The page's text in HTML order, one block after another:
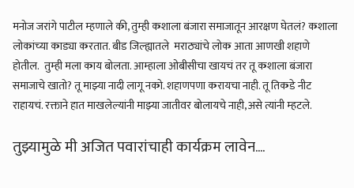
मनोज जरांगे पाटील म्हणाले की, तुम्ही कशाला बंजारा समाजातून आरक्षण घेतलं? कशाला
लोकांच्या काड्या करतात. बीड जिल्ह्यातले मराठ्यांचे लोक आता आणखी शहाणे
होतील. तुम्ही मला काय बोलता. आम्हाला ओबीसीचा खायचं तर तू कशाला बंजारा
समाजाचे खातो? तू माझ्या नादी लागू नको. शहाणपणा करायचा नाही. तू तिकडे नीट
राहायचं. रक्ताने हात माखलेल्यांनी माझ्या जातीवर बोलायचे नाही, असे त्यांनी म्हटले.
तुझ्यामुळे मी अजित पवारांचाही कार्यक्रम लावेन....